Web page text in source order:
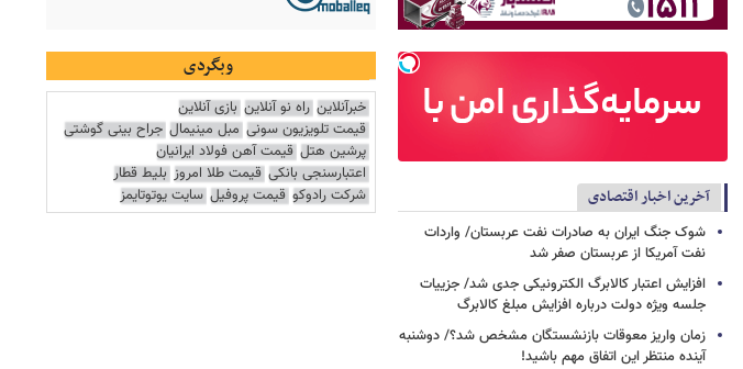
آخرین اخبار اقتصادی
شوک جنگ ایران به صادرات نفت عربستان/ واردات
نفت آمریکا از عربستان صفر شد
افزایش اعتبار کالابرگ الکترونیکی جدی شد/ جزییات
جلسه ویژه دولت درباره افزایش مبلغ کالابرگ
زمان واریز معوقات بازنشستگان مشخص شد؟/ دوشنبه
آینده منتظر این اتفاق مهم باشید!
وبگردی
خبرآنلاین راه نو آنلاین بازی آنلاین
قیمت تلویزیون سونی مبل مینیمال جراح بینی گوشتی
پرشین هتل قیمت آهن فولاد ایرانیان
اعتبارسنجی بانکی قیمت طلا امروز بلیط قطار
شرکت رادوکو قیمت پروفیل سایت یوتوتایمز